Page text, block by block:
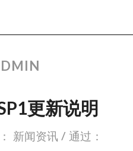
更新说明
新闻资讯 / 通过：